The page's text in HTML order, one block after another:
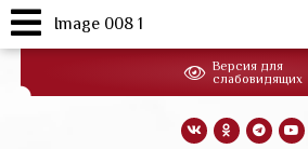
Перейти
основному
Версия для
слабовидящих
Image 008 1